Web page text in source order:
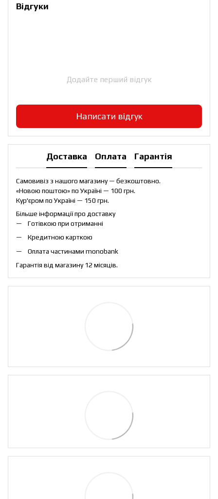
Відгуки
Додайте перший відгук
Написати відгук
Доставка Оплата Гарантія
Самовивіз з нашого магазину — безкоштовно.
«Новою поштою» по Україні — 100 грн.
Кур'єром по Україні — 150 грн.
Більше інформації про доставку
Готівкою при отриманні
Кредитною карткою
Оплата частинами monobank
Гарантія від магазину 12 місяців.